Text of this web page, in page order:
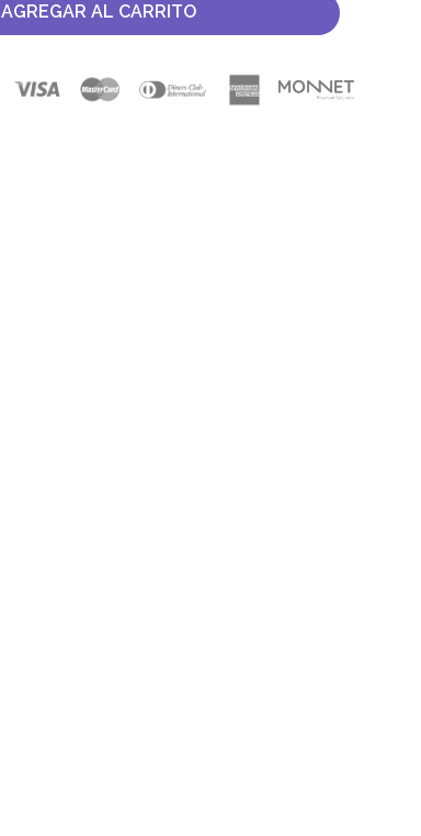
AGREGAR AL CARRITO